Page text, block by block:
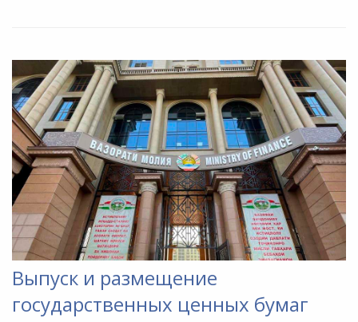
Выпуск и размещение
государственных ценных бумаг